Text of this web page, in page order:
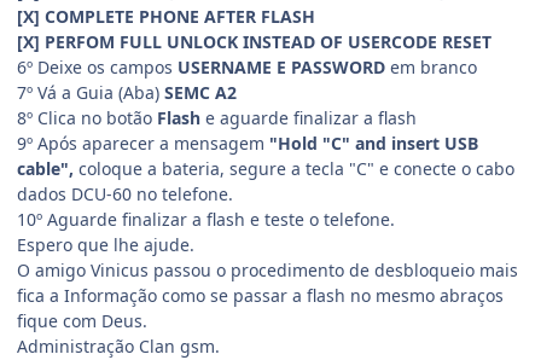
[X] COMPLETE PHONE AFTER FLASH
[X] PERFOM FULL UNLOCK INSTEAD OF USERCODE RESET
6º Deixe os campos USERNAME E PASSWORD em branco
7º Vá a Guia (Aba) SEMC A2
8º Clica no botão Flash e aguarde finalizar a flash
9º Após aparecer a mensagem "Hold "C" and insert USB
cable", coloque a bateria, segure a tecla "C" e conecte o cabo
dados DCU-60 no telefone.
10º Aguarde finalizar a flash e teste o telefone.
Espero que lhe ajude.
O amigo Vinicus passou o procedimento de desbloqueio mais
fica a Informação como se passar a flash no mesmo abraços
fique com Deus.
Administração Clan gsm.